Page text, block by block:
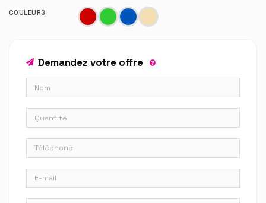
COULEURS
Demandez votre offre